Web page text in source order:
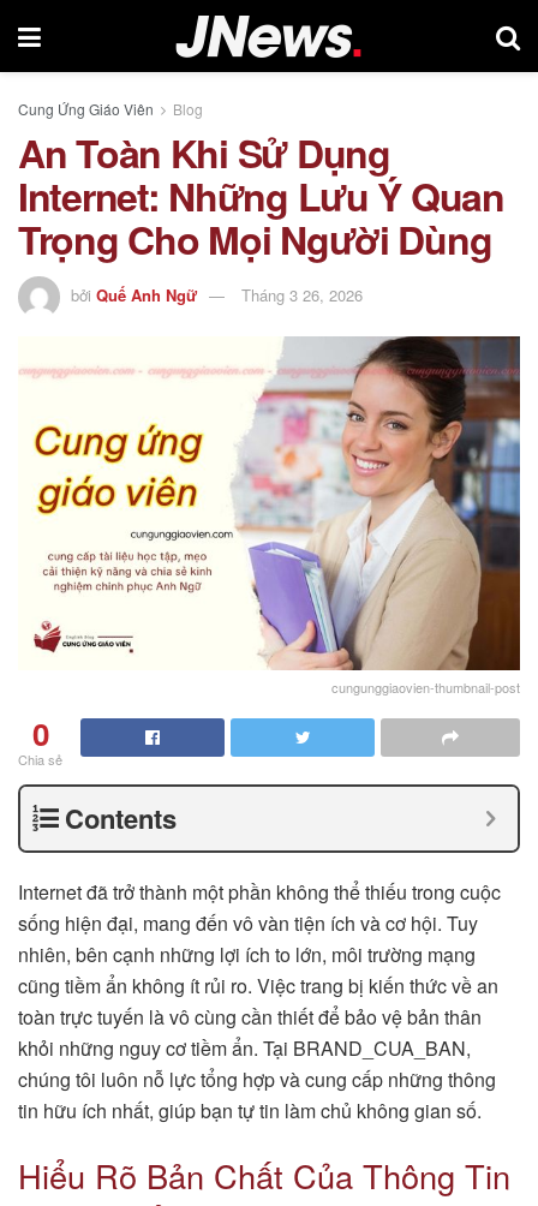
Cung Ứng Giáo Viên Blog
An Toàn Khi Sử Dụng
Internet: Những Lưu Ý Quan
Trọng Cho Mọi Người Dùng
bởi Quế Anh Ngữ Tháng 3 26, 2026
cungunggiaovien-thumbnail-post
0
Chia sẻ
Contents
Internet đã trở thành một phần không thể thiếu trong cuộc
sống hiện đại, mang đến vô vàn tiện ích và cơ hội. Tuy
nhiên, bên cạnh những lợi ích to lớn, môi trường mạng
cũng tiềm ẩn không ít rủi ro. Việc trang bị kiến thức về an
toàn trực tuyến là vô cùng cần thiết để bảo vệ bản thân
khỏi những nguy cơ tiềm ẩn. Tại BRAND_CUA_BAN,
chúng tôi luôn nỗ lực tổng hợp và cung cấp những thông
tin hữu ích nhất, giúp bạn tự tin làm chủ không gian số.
Hiểu Rõ Bản Chất Của Thông Tin